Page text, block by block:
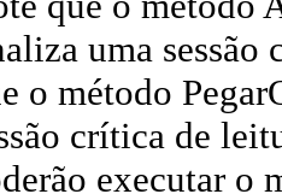
uma sessão
o método
crítica de
executar o